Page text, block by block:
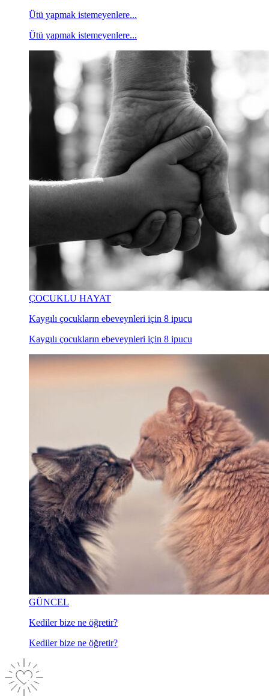
Ütü yapmak istemeyenlere...
Ütü yapmak istemeyenlere...
ÇOCUKLU HAYAT
Kaygılı çocukların ebeveynleri için 8 ipucu
Kaygılı çocukların ebeveynleri için 8 ipucu
GÜNCEL
Kediler bize ne öğretir?
Kediler bize ne öğretir?